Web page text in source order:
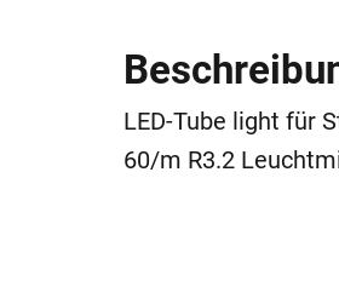
LED-Tube light für
60/m R3.2